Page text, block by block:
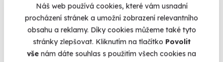
Náš web používá cookies, které vám usnadní
procházení stránek a umožní zobrazení relevantního
obsahu a reklamy. Díky cookies můžeme také tyto
stránky zlepšovat. Kliknutím na tlačítko Povolit
vše nám dáte souhlas s použitím všech cookies na
Termíny pro zvolenou variantu: